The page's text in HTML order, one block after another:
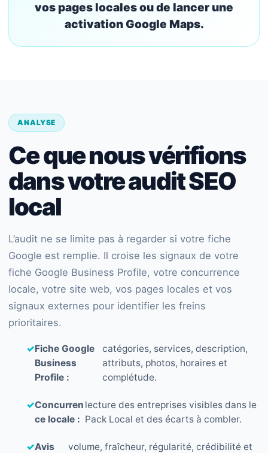
vos pages locales ou de lancer une
activation Google Maps.
ANALYSE
Ce que nous vérifions
dans votre audit SEO
local
L’audit ne se limite pas à regarder si votre fiche
Google est remplie. Il croise les signaux de votre
fiche Google Business Profile, votre concurrence
locale, votre site web, vos pages locales et vos
signaux externes pour identifier les freins
prioritaires.
✓Fiche Google
Business
Profile :
catégories, services, description,
attributs, photos, horaires et
complétude.
✓Concurren
ce locale :
lecture des entreprises visibles dans le
Pack Local et des écarts à combler.
✓Avis
volume, fraîcheur, régularité, crédibilité et